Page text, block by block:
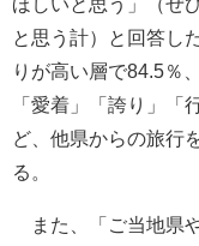
ほしいと思う」（ぜ
と思う計）と回答し
りが高い層で84.5％
「愛着」「誇り」「
ど、他県からの旅行
る。
また、「ご当地県